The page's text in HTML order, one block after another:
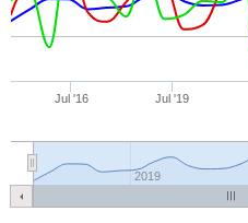
Jul '19
Jul '16
2019